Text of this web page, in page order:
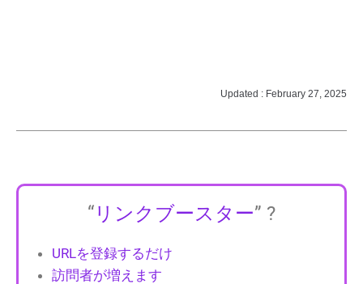
Updated : February 27, 2025
“リンクブースター” ?
URLを登録するだけ
訪問者が増えます